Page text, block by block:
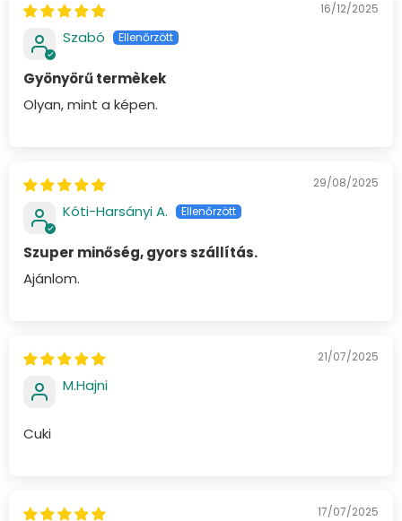
16/12/2025
Szabó
Gyönyörű termèkek
Olyan, mint a képen.
29/08/2025
Kóti-Harsányi A.
Szuper minőség, gyors szállítás.
Ajánlom.
21/07/2025
M.Hajni
Cuki
17/07/2025